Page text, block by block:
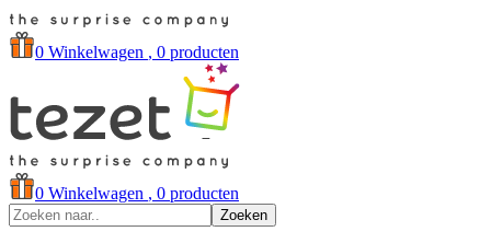
0 Winkelwagen , 0 producten
0 Winkelwagen , 0 producten
Zoeken